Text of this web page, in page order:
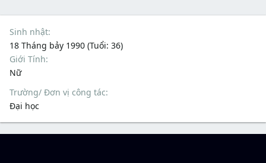
Sinh nhật
18 Tháng bảy 1990 (Tuổi: 36)
Giới Tính
Nữ
Trường/ Đơn vị công tác
Đại học